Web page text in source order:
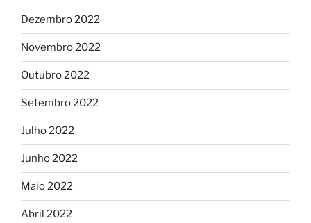
Dezembro 2022
Novembro 2022
Outubro 2022
Setembro 2022
Julho 2022
Junho 2022
Maio 2022
Abril 2022